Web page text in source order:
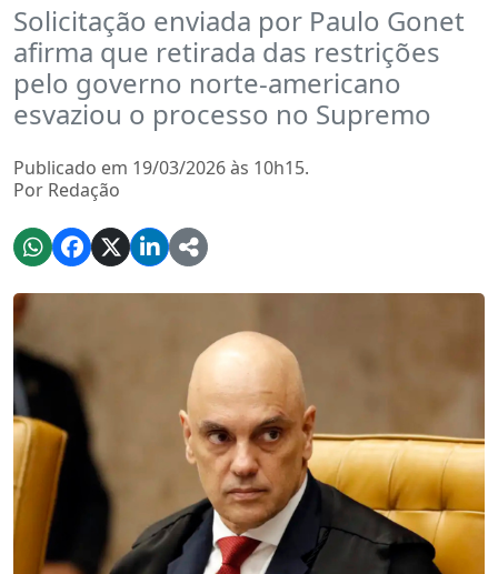
Solicitação enviada por Paulo Gonet
afirma que retirada das restrições
pelo governo norte-americano
esvaziou o processo no Supremo
Publicado em 19/03/2026 às 10h15.
Por Redação